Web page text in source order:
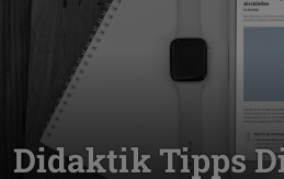
Didaktik Tipps